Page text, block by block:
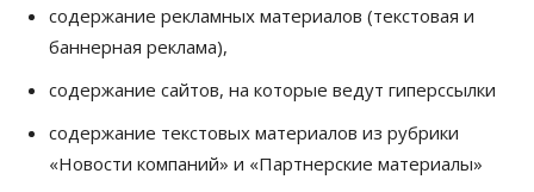
заключили под стражу
07 Августа 2026, 10:15
Общество
Новосибирской области, но режима ЧС не будет
07 Августа 2026, 10:00
содержание рекламных материалов (текстовая и
баннерная реклама),
содержание сайтов, на которые ведут гиперссылки
содержание текстовых материалов из рубрики
«Новости компаний» и «Партнерские материалы»